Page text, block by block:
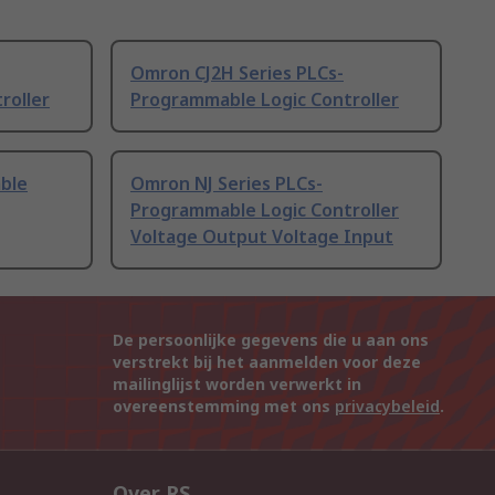
Omron CJ2H Series PLCs-
Programmable Logic Controller
Omron NJ Series PLCs-
Programmable Logic Controller
Voltage Output Voltage Input
De persoonlijke gegevens die u aan ons
verstrekt bij het aanmelden voor deze
mailinglijst worden verwerkt in
overeenstemming met ons privacybeleid.